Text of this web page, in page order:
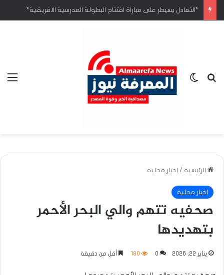
*التعادل يسيطر على مباراة افتتاح البطولة المدرسية الافريقية*
بحث عنالوضع المظلم
الرئيسية / اخبار محلية
اخبار محلية
صحفيه تتهم والي البحر الأحمر
بتهديدها
يناير 22, 2026 0
180 أقل من دقيقة